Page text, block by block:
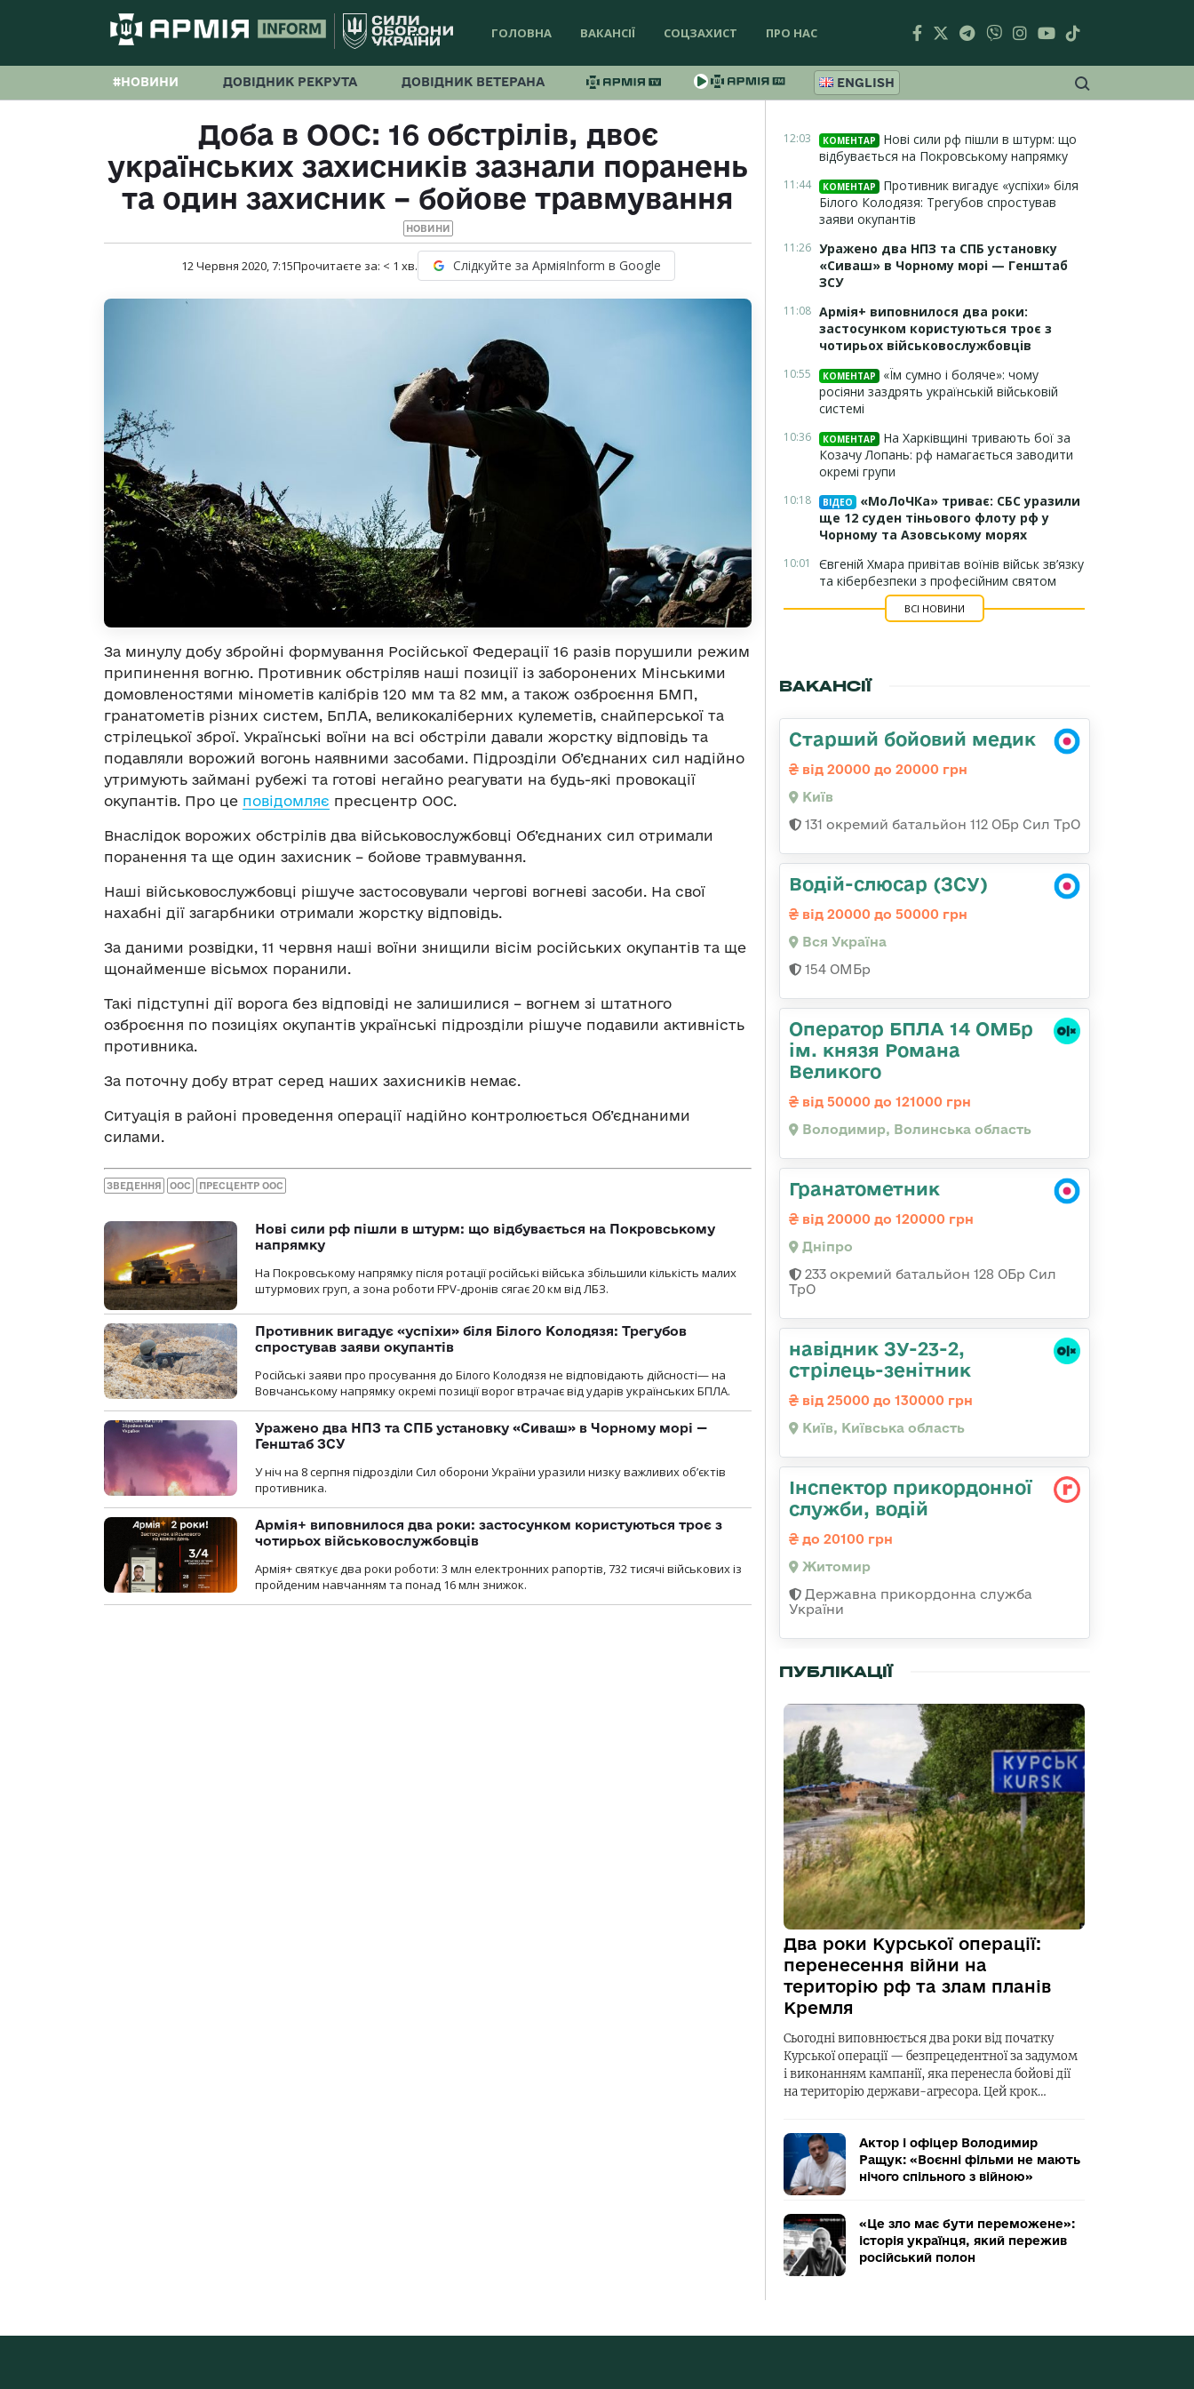
ГОЛОВНА ВАКАНСІЇ СОЦЗАХИСТ ПРО НАС
#НОВИНИ ДОВІДНИК РЕКРУТА ДОВІДНИК ВЕТЕРАНА ENGLISH
Доба в ООС: 16 обстрілів, двоє
українських захисників зазнали поранень
та один захисник – бойове травмування
НОВИНИ
12 Червня 2020, 7:15Прочитаєте за: < 1 хв. Слідкуйте за АрміяInform в Google
За минулу добу збройні формування Російської Федерації 16 разів порушили режим
припинення вогню. Противник обстріляв наші позиції із заборонених Мінськими
домовленостями мінометів калібрів 120 мм та 82 мм, а також озброєння БМП,
гранатометів різних систем, БпЛА, великокаліберних кулеметів, снайперської та
стрілецької зброї. Українські воїни на всі обстріли давали жорстку відповідь та
подавляли ворожий вогонь наявними засобами. Підрозділи Об’єднаних сил надійно
утримують займані рубежі та готові негайно реагувати на будь-які провокації
окупантів. Про це повідомляє пресцентр ООС.
Внаслідок ворожих обстрілів два військовослужбовці Об’єднаних сил отримали
поранення та ще один захисник – бойове травмування.
Наші військовослужбовці рішуче застосовували чергові вогневі засоби. На свої
нахабні дії загарбники отримали жорстку відповідь.
За даними розвідки, 11 червня наші воїни знищили вісім російських окупантів та ще
щонайменше вісьмох поранили.
Такі підступні дії ворога без відповіді не залишилися – вогнем зі штатного
озброєння по позиціях окупантів українські підрозділи рішуче подавили активність
противника.
За поточну добу втрат серед наших захисників немає.
Ситуація в районі проведення операції надійно контролюється Об’єднаними
силами.
ЗВЕДЕННЯ ООС ПРЕСЦЕНТР ООС
Нові сили рф пішли в штурм: що відбувається на Покровському
напрямку
На Покровському напрямку після ротації російські війська збільшили кількість малих
штурмових груп, а зона роботи FPV-дронів сягає 20 км від ЛБЗ.
Противник вигадує «успіхи» біля Білого Колодязя: Трегубов
спростував заяви окупантів
Російські заяви про просування до Білого Колодязя не відповідають дійсності— на
Вовчанському напрямку окремі позиції ворог втрачає від ударів українських БПЛА.
Уражено два НПЗ та СПБ установку «Сиваш» в Чорному морі —
Генштаб ЗСУ
У ніч на 8 серпня підрозділи Сил оборони України уразили низку важливих об’єктів
противника.
Армія+ виповнилося два роки: застосунком користуються троє з
чотирьох військовослужбовців
Армія+ святкує два роки роботи: 3 млн електронних рапортів, 732 тисячі військових із
пройденим навчанням та понад 16 млн знижок.
12:03 КОМЕНТАР
Нові сили рф пішли в штурм: що
відбувається на Покровському напрямку
11:44 КОМЕНТАР
Противник вигадує «успіхи» біля
Білого Колодязя: Трегубов спростував
заяви окупантів
11:26 Уражено два НПЗ та СПБ установку
«Сиваш» в Чорному морі — Генштаб
ЗСУ
11:08 Армія+ виповнилося два роки:
застосунком користуються троє з
чотирьох військовослужбовців
10:55 КОМЕНТАР
«Їм сумно і боляче»: чому
росіяни заздрять українській військовій
системі
10:36 КОМЕНТАР
На Харківщині тривають бої за
Козачу Лопань: рф намагається заводити
окремі групи
10:18 ВІДЕО
«МоЛоЧКа» триває: СБС уразили
ще 12 суден тіньового флоту рф у
Чорному та Азовському морях
10:01
Євгеній Хмара привітав воїнів військ зв’язку
та кібербезпеки з професійним святом
ВСІ НОВИНИ
ВАКАНСІЇ
Старший бойовий медик
від 20000 до 20000 грн
Київ
131 окремий батальйон 112 ОБр Сил ТрО
Водій-слюсар (ЗСУ)
від 20000 до 50000 грн
Вся Україна
154 ОМБр
Оператор БПЛА 14 ОМБр
ім. князя Романа
Великого
від 50000 до 121000 грн
Володимир, Волинська область
Гранатометник
від 20000 до 120000 грн
Дніпро
233 окремий батальйон 128 ОБр Сил
ТрО
навідник ЗУ-23-2,
стрілець-зенітник
від 25000 до 130000 грн
Київ, Київська область
Інспектор прикордонної
служби, водій
до 20100 грн
Житомир
Державна прикордонна служба
України
ПУБЛІКАЦІЇ
Два роки Курської операції:
перенесення війни на
територію рф та злам планів
Кремля
Сьогодні виповнюється два роки від початку
Курської операції — безпрецедентної за задумом
і виконанням кампанії, яка перенесла бойові дії
на територію держави-агресора. Цей крок…
Актор і офіцер Володимир
Ращук: «Воєнні фільми не мають
нічого спільного з війною»
«Це зло має бути переможене»:
історія українця, який пережив
російський полон